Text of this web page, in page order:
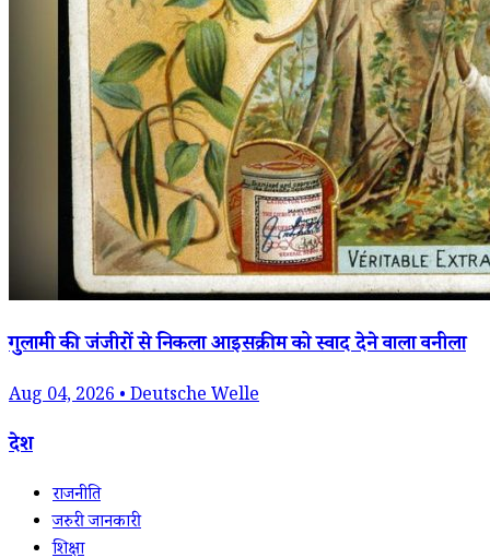
गुलामी की जंजीरों से निकला आइसक्रीम को स्वाद देने वाला वनीला
Aug 04, 2026 • Deutsche Welle
देश
राजनीति
जरुरी जानकारी
शिक्षा